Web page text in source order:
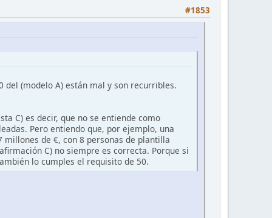
#1853
del (modelo A) están mal y son recurribles.
C) es decir, que no se entiende como
Pero entiendo que, por ejemplo, una
millones de €, con 8 personas de plantilla
C) no siempre es correcta. Porque si
lo cumples el requisito de 50.